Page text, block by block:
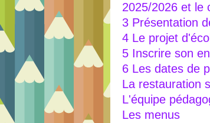
2025/2026 et le
3 Présentation
4 Le projet
5 Inscrire son
6 Les dates de
La restauration
L'équipe
Les menus